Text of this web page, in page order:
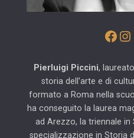
Pierluigi Piccini,
storia dell’arte e di
formato a Roma nella
ha conseguito la laurea
ad Arezzo, la triennale in
specializzazione in Storia